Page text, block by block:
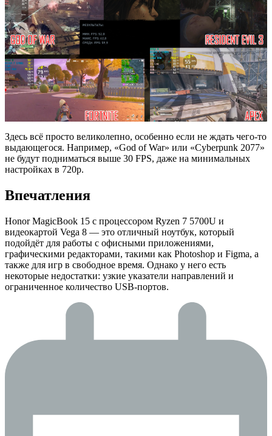
Здесь всё просто великолепно, особенно если не ждать чего-то
выдающегося. Например, «God of War» или «Cyberpunk 2077»
не будут подниматься выше 30 FPS, даже на минимальных
настройках в 720p.
Впечатления
Honor MagicBook 15 с процессором Ryzen 7 5700U и
видеокартой Vega 8 — это отличный ноутбук, который
подойдёт для работы с офисными приложениями,
графическими редакторами, такими как Photoshop и Figma, а
также для игр в свободное время. Однако у него есть
некоторые недостатки: узкие указатели направлений и
ограниченное количество USB-портов.